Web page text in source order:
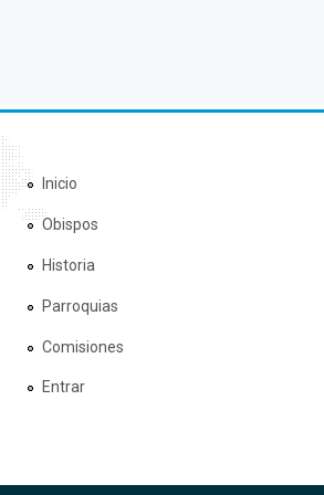
Inicio
Obispos
Historia
Parroquias
Comisiones
Entrar